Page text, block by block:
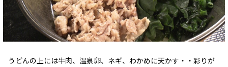
うどんの上には牛肉、温泉卵、ネギ、わかめに天かす・・彩りが